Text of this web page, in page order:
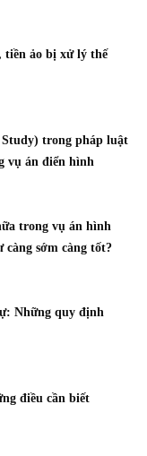
tiền ảo bị xử lý thế
Study) trong pháp luật
vụ án điển hình
trong vụ án hình
càng sớm càng tốt?
Những quy định
điều cần biết